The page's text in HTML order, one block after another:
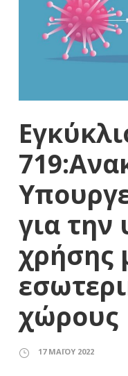
για
χρήσης
χώρους
17 ΜΑΪ́ΟΥ 2022